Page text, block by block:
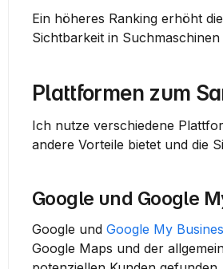
Ein höheres Ranking erhöht
Sichtbarkeit in
Plattformen zum
Ich nutze verschiedene
andere Vorteile bietet und die
Google und Google
Google und Google My
Google Maps und der